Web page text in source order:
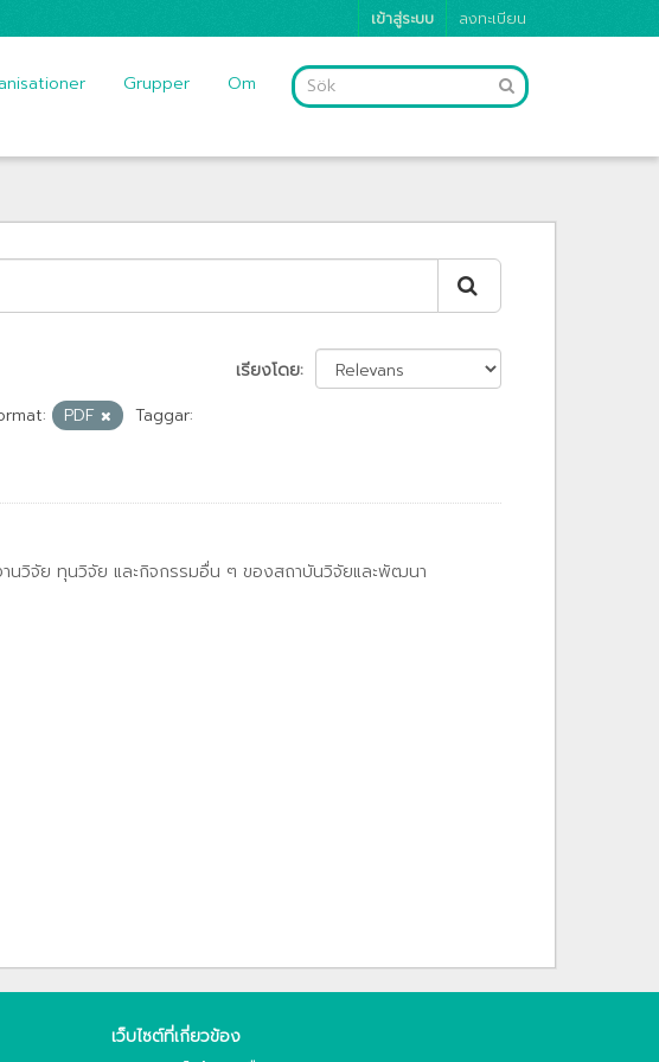
เข้าสู่ระบบ ลงทะเบียน
Grupper Om
เรียงโดย
PDF
Taggar:
นวิจัย ทุนวิจัย และกิจกรรมอื่น ๆ ของสถาบันวิจัยและพัฒนา
เว็บไซต์ที่เกี่ยวข้อง